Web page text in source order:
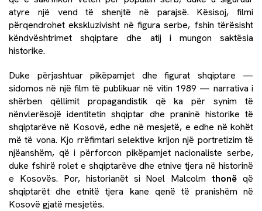
atyre një vend të shenjtë në parajsë. Kësisoj, filmi
përqendrohet ekskluzivisht në figura serbe, fshin tërësisht
këndvështrimet shqiptare dhe atij i mungon saktësia
historike.
Duke përjashtuar pikëpamjet dhe figurat shqiptare —
sidomos në një film të publikuar në vitin 1989 — narrativa i
shërben qëllimit propagandistik që ka për synim të
nënvlerësojë identitetin shqiptar dhe praninë historike të
shqiptarëve në Kosovë, edhe në mesjetë, e edhe në kohët
më të vona. Kjo rrëfimtari selektive krijon një portretizim të
njëanshëm, që i përforcon pikëpamjet nacionaliste serbe,
duke fshirë rolet e shqiptarëve dhe etnive tjera në historinë
e Kosovës. Por, historianët si Noel Malcolmthonë që
shqiptarët dhe etnitë tjera kane qenë të pranishëm në
Kosovë gjatë mesjetës.